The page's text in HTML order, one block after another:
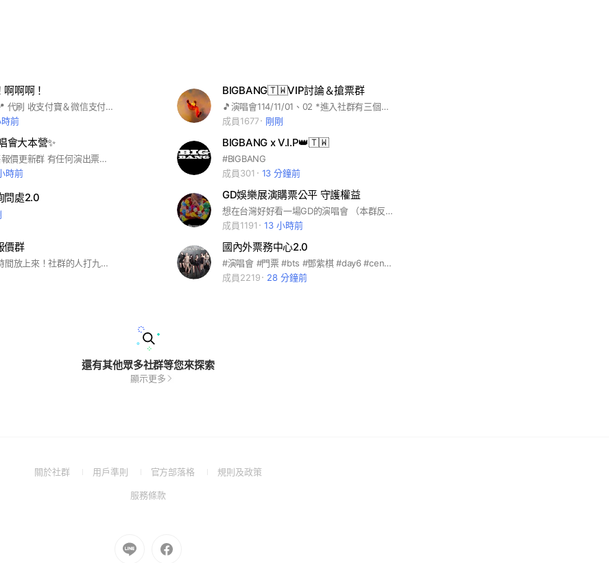
啊啊！
有票🎫有簽售📍 代刷 收支付寶＆微信支付 內部票 收台幣 💕祝大家順利進場看寶貝 #內部票#代刷#演唱會#演唱會門票#簽售#港澳台韓中#內娛#外娛
前
BIGBANG🇹🇼VIP討論＆搶票群
🎵演唱會114/11/01、02 *進入社群有三個問題，請完整回答喔！
成員1677
剛剛
會大本營✨️
現票 代刷 簽售報價更新群 有任何演出票券需求都可直接提出
時前
BIGBANG x V.I.P👑🇹🇼
#BIGBANG
成員301
13 分鐘前
問處2.0 GD娛樂展演購票公平 守護權益
想在台灣好好看一場GD的演唱會 （本群反對任何一切黃牛相關資訊） 進入後請改名 暱稱-我們要透明售票
成員1191
13 小時前
價群
有價格會第一時間放上來！社群的人打九折及優先配票！（僅限迷孩）
國內外票務中心2.0
#演唱會 #門票 #bts #鄧紫棋 #day6 #centralcee #sj #twice #蔡依林 #nctwish
成員2219
28 分鐘前
還有其他眾多社群等您來探索
顯示更多
關於社群
(Open用戶準則
(Open
a
官方部落格
(Open規則及政策(Open
服務條款(Open
window)
Go
to
Go
to